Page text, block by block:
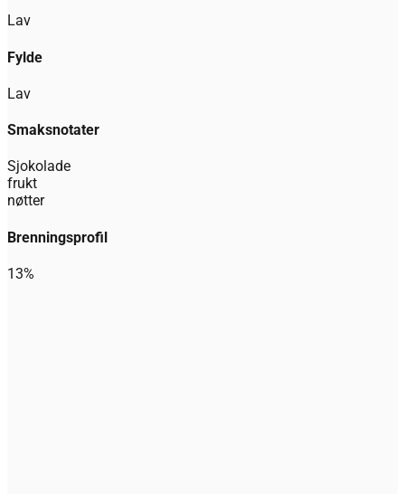
Lav
Fylde
Lav
Smaksnotater
Sjokolade
frukt
nøtter
Brenningsprofil
13%